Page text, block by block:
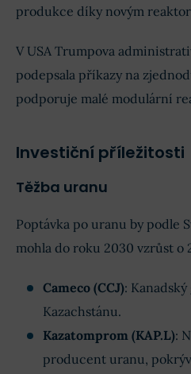
produkce díky novým
V USA Trumpova
podepsala příkazy na
podporuje malé modulární
Investiční příležitosti
Těžba uranu
Poptávka po uranu by podle
mohla do roku 2030 vzrůst o
Cameco (CCJ):
Kazachstánu.
Kazatomprom (KAP.L):
producent uranu,